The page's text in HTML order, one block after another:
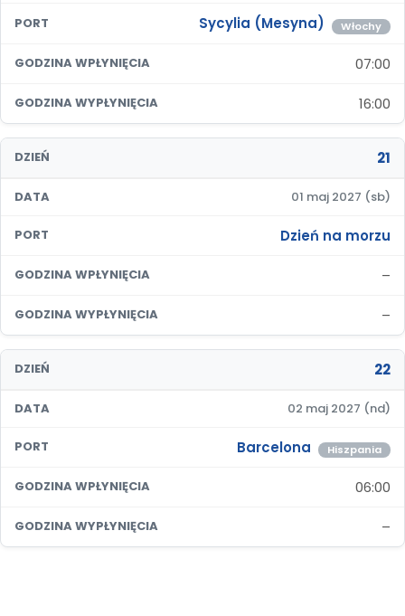
PORT Sycylia (Mesyna) Włochy
GODZINA WPŁYNIĘCIA 07:00
GODZINA WYPŁYNIĘCIA 16:00
DZIEŃ 21
DATA 01 maj 2027 (sb)
PORT Dzień na morzu
GODZINA WPŁYNIĘCIA –
GODZINA WYPŁYNIĘCIA –
DZIEŃ 22
DATA 02 maj 2027 (nd)
PORT Barcelona Hiszpania
GODZINA WPŁYNIĘCIA 06:00
GODZINA WYPŁYNIĘCIA –